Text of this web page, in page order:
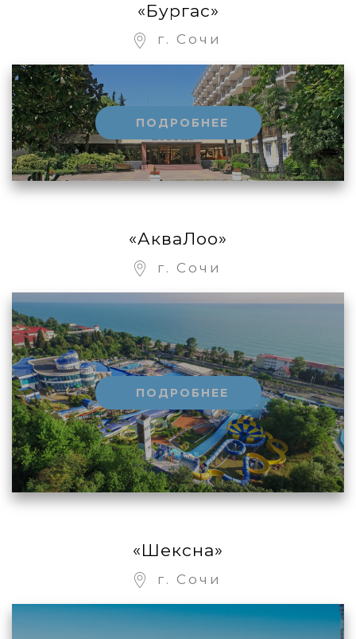
«Бургас»
г. Сочи
ПОДРОБНЕЕ
«АкваЛоо»
г. Сочи
ПОДРОБНЕЕ
«Шексна»
г. Сочи